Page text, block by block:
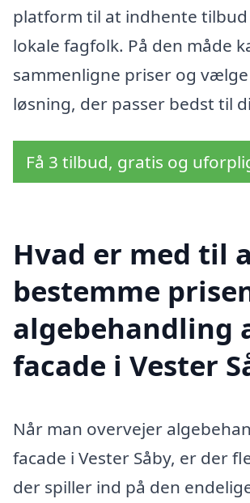
platform til at indhente
lokale fagfolk. På den måde
sammenligne priser og
løsning, der passer bedst til
Få 3 tilbud, gratis og
Hvad er med til
bestemme
algebehandling
facade i Vester
Når man overvejer
facade i Vester Såby, er der
der spiller ind på den